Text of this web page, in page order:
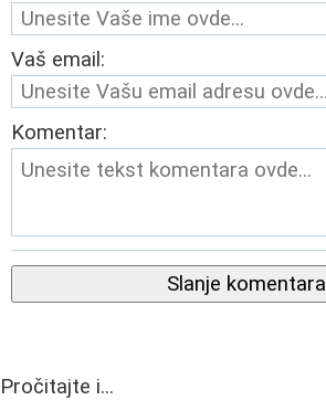
Vaš email:
Komentar:
Slanje komentara
Pročitajte i...